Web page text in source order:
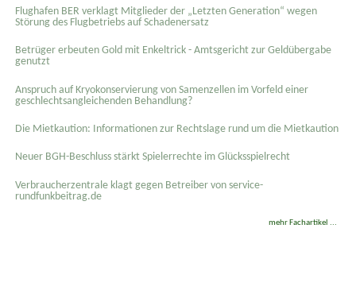
Flughafen BER verklagt Mitglieder der „Letzten Generation“ wegen
Störung des Flugbetriebs auf Schadenersatz
Betrüger erbeuten Gold mit Enkeltrick - Amtsgericht zur Geldübergabe
genutzt
Anspruch auf Kryokonservierung von Samenzellen im Vorfeld einer
geschlechtsangleichenden Behandlung?
Die Mietkaution: Informationen zur Rechtslage rund um die Mietkaution
Neuer BGH-Beschluss stärkt Spielerrechte im Glücksspielrecht
Verbraucherzentrale klagt gegen Betreiber von service-
rundfunkbeitrag.de
mehr Fachartikel ...